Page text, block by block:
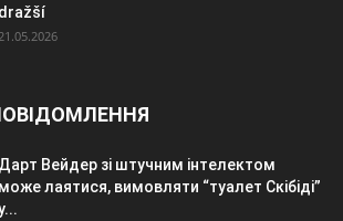
dražší
Дарт Вейдер зі штучним інтелектом
може лаятися, вимовляти “туалет Скібіді”